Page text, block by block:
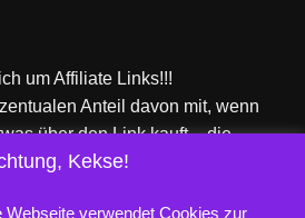
um Affiliate Links!!!
Anteil davon mit, wenn
über den Link kauft – die
nicht von mir!
Kekse!
Webseite verwendet Cookies zur